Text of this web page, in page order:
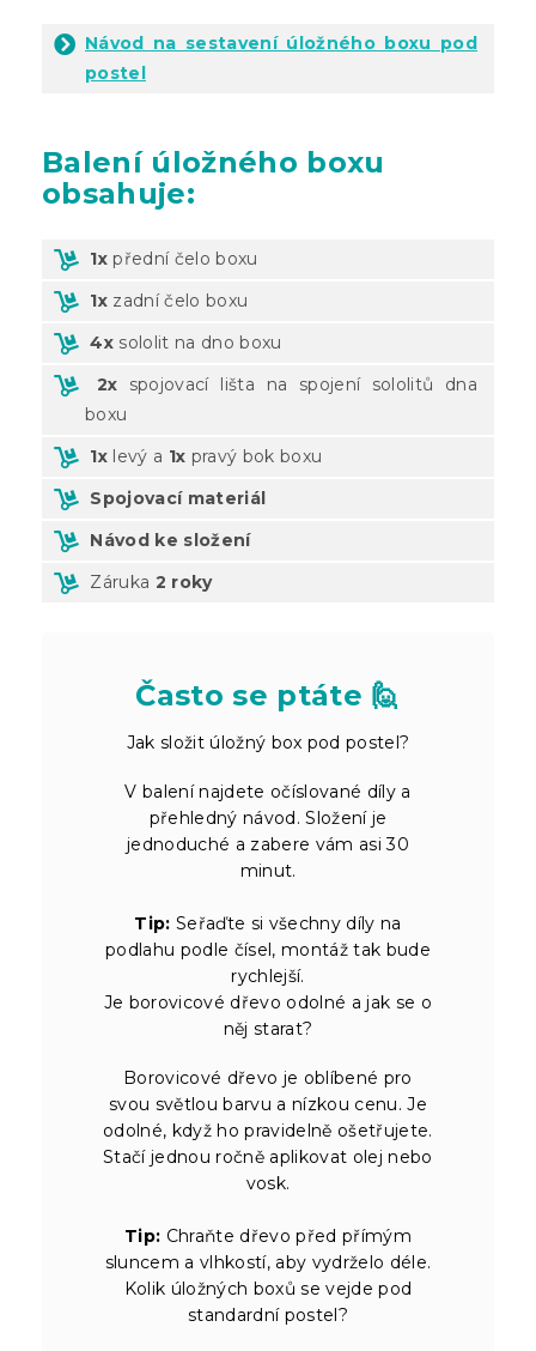
Návod na sestavení úložného boxu pod
postel
Baleníúložného boxu
obsahuje:
1x přední čelo boxu
1x zadní čelo boxu
4x sololit na dno boxu
2x spojovací lišta na spojení sololitů dna
boxu
1x levý a 1x pravý bok boxu
Spojovací materiál
Návod ke složení
Záruka 2 roky
Často se ptáte 🙋
Jak složit úložný box pod postel?
V balení najdete očíslované díly a
přehledný návod. Složení je
jednoduché a zabere vám asi 30
minut.
Tip: Seřaďte si všechny díly na
podlahu podle čísel, montáž tak bude
rychlejší.
Je borovicové dřevo odolné a jak se o
něj starat?
Borovicové dřevo je oblíbené pro
svou světlou barvu a nízkou cenu. Je
odolné, když ho pravidelně ošetřujete.
Stačí jednou ročně aplikovat olej nebo
vosk.
Tip: Chraňte dřevo před přímým
sluncem a vlhkostí, aby vydrželo déle.
Kolik úložných boxů se vejde pod
standardní postel?